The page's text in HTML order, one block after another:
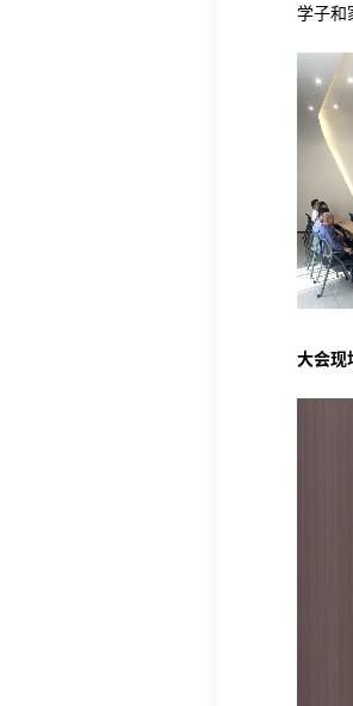
学子和
大会现